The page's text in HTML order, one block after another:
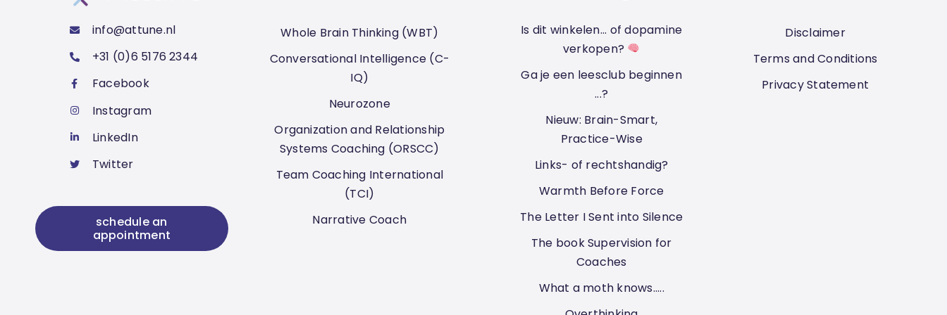
info@attune.nl
+31 (0)6 5176 2344
Facebook
Instagram
LinkedIn
Twitter
schedule an
appointment
Whole Brain Thinking (WBT)
Conversational Intelligence (C-
IQ)
Neurozone
Organization and Relationship
Systems Coaching (ORSCC)
Team Coaching International
(TCI)
Narrative Coach
Is dit winkelen... of dopamine
verkopen?
Ga je een leesclub beginnen
...?
Nieuw: Brain-Smart,
Practice-Wise
Links- of rechtshandig?
Warmth Before Force
The Letter I Sent into Silence
The book Supervision for
Coaches
What a moth knows.....
Disclaimer
Terms and Conditions
Privacy Statement